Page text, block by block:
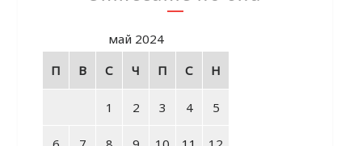
май 2024
П
В С Ч П С Н
1 2 3 4 5